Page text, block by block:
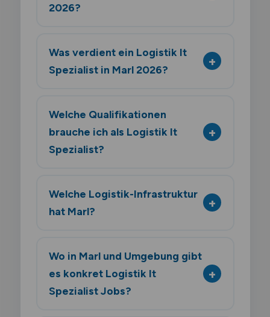
2026?
Was verdient ein Logistik It
Spezialist in Marl 2026?
Welche Qualifikationen
brauche ich als Logistik It
Spezialist?
Welche Logistik-Infrastruktur
hat Marl?
Wo in Marl und Umgebung gibt
es konkret Logistik It
Spezialist Jobs?